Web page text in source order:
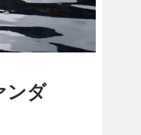
ンダ